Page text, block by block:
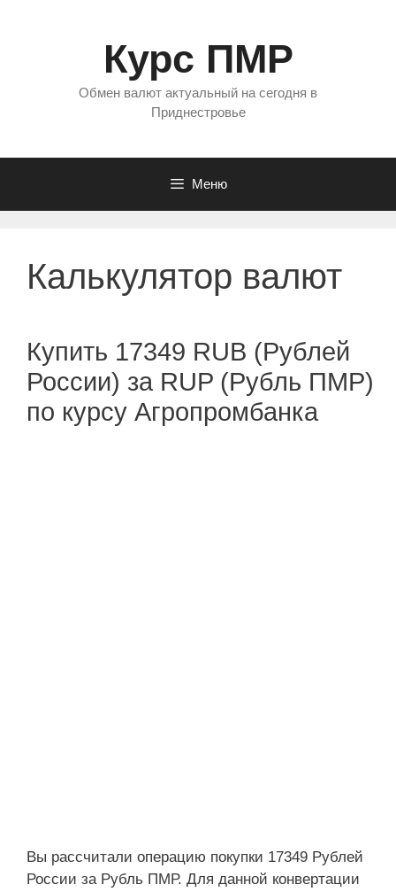
Курс ПМР
Обмен валют актуальный на сегодня в
Приднестровье
Меню
Калькулятор валют
Купить 17349 RUB (Рублей
России) за RUP (Рубль ПМР)
по курсу Агропромбанка
Вы рассчитали операцию покупки 17349 Рублей
России за Рубль ПМР. Для данной конвертации